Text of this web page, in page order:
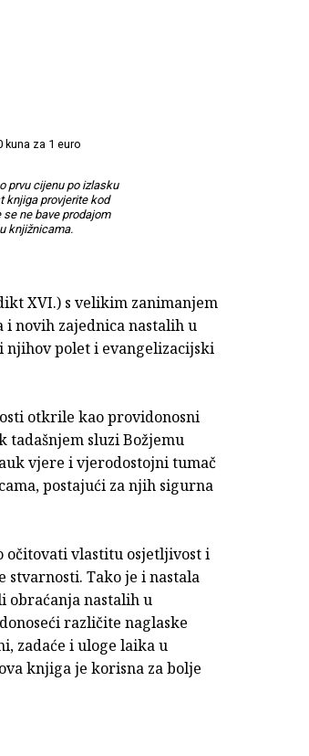
za 1 euro
prvu cijenu po izlasku
knjiga provjerite kod
ne bave prodajom
knjižnicama.
XVI.) s velikim zanimanjem
novih zajednica nastalih u
njihov polet i evangelizacijski
otkrile kao providonosni
tadašnjem sluzi Božjemu
vjere i vjerodostojni tumač
postajući za njih sigurna
očitovati vlastitu osjetljivost i
stvarnosti. Tako je i nastala
obraćanja nastalih u
različite naglaske
zadaće i uloge laika u
knjiga je korisna za bolje